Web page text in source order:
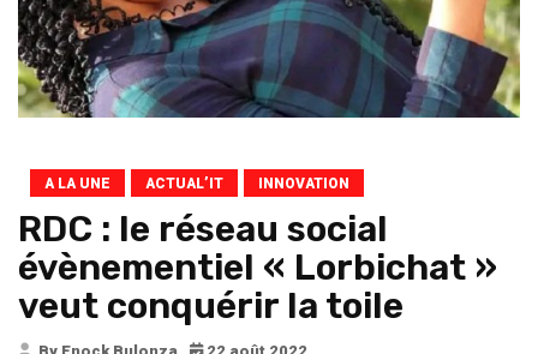
A LA UNE ACTUAL’IT INNOVATION
RDC : le réseau social
évènementiel « Lorbichat »
veut conquérir la toile